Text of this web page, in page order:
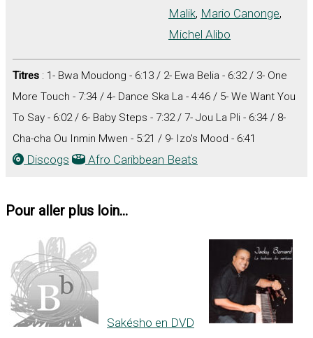
Malik, Mario Canonge,
Michel Alibo
Titres : 1- Bwa Moudong - 6:13 / 2- Ewa Belia - 6:32 / 3- One
More Touch - 7:34 / 4- Dance Ska La - 4:46 / 5- We Want You
To Say - 6:02 / 6- Baby Steps - 7:32 / 7- Jou La Pli - 6:34 / 8-
Cha-cha Ou Inmin Mwen - 5:21 / 9- Izo's Mood - 6:41
Discogs Afro Caribbean Beats
Pour aller plus loin...
Sakésho en DVD